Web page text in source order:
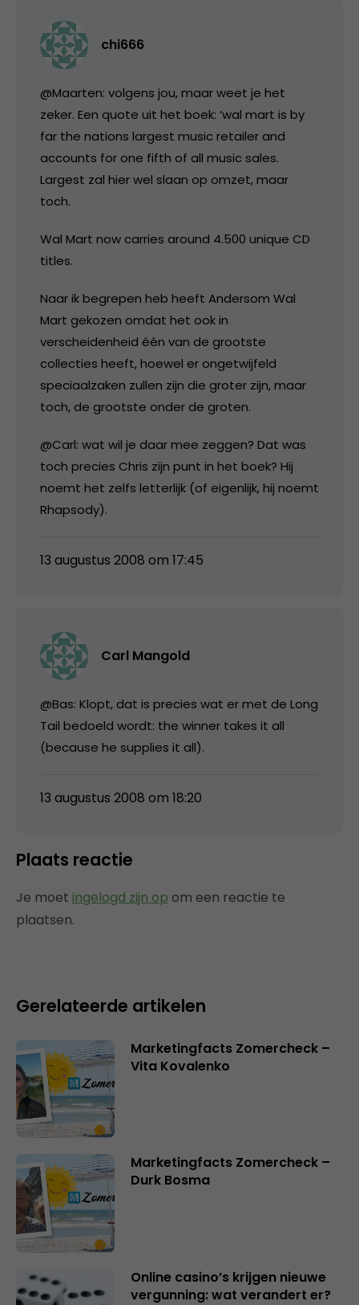
chi666
@Maarten: volgens jou, maar weet je het
zeker. Een quote uit het boek: ‘wal mart is by
far the nations largest music retailer and
accounts for one fifth of all music sales.
Largest zal hier wel slaan op omzet, maar
toch.
Wal Mart now carries around 4.500 unique CD
titles.
Naar ik begrepen heb heeft Andersom Wal
Mart gekozen omdat het ook in
verscheidenheid één van de grootste
collecties heeft, hoewel er ongetwijfeld
speciaalzaken zullen zijn die groter zijn, maar
toch, de grootste onder de groten.
@Carl: wat wil je daar mee zeggen? Dat was
toch precies Chris zijn punt in het boek? Hij
noemt het zelfs letterlijk (of eigenlijk, hij noemt
Rhapsody).
13 augustus 2008 om 17:45
Carl Mangold
@Bas: Klopt, dat is precies wat er met de Long
Tail bedoeld wordt: the winner takes it all
(because he supplies it all).
13 augustus 2008 om 18:20
Plaats reactie
Je moet ingelogd zijn op om een reactie te
plaatsen.
Gerelateerde artikelen
Marketingfacts Zomercheck –
Vita Kovalenko
Marketingfacts Zomercheck –
Durk Bosma
Online casino’s krijgen nieuwe
vergunning: wat verandert er?